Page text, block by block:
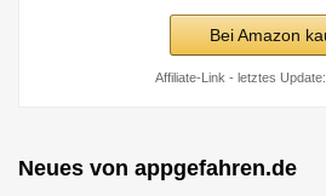
Bei Amazon
Affiliate-Link - letztes
Neues von appgefahren.de